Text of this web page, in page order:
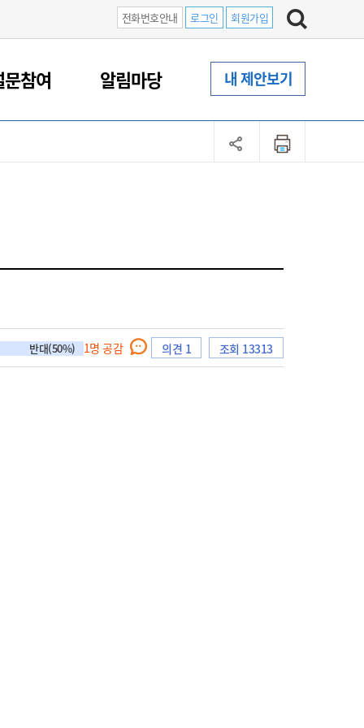
전화번호안내 로그인 회원가입
참여 알림마당 내 제안보기
반대(50%) 1명 공감 의견 1 조회 13313